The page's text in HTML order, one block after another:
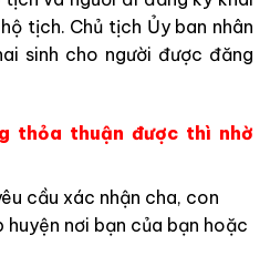
tịch. Chủ tịch Ủy ban nhân
sinh cho người được đăng
thỏa thuận được thì nhờ
cầu xác nhận cha, con
nơi bạn của bạn hoặc